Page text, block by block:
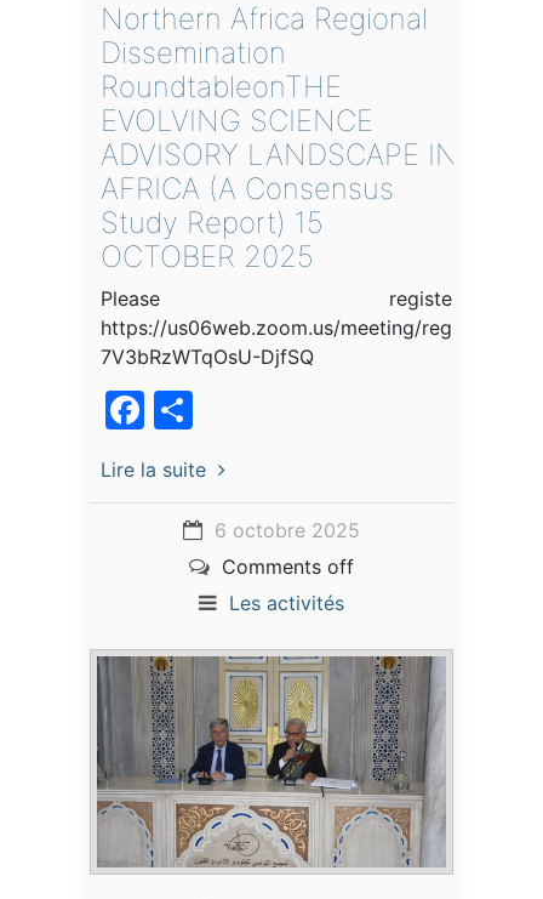
Northern Africa Regional
Dissemination
RoundtableonTHE
EVOLVING SCIENCE
ADVISORY LANDSCAPE IN
AFRICA (A Consensus
Study Report) 15
OCTOBER 2025
Please register:
https://us06web.zoom.us/meeting/register/Cxu-
7V3bRzWTqOsU-DjfSQ
Facebook
Lire la suite
6 octobre 2025
Comments off
Les activités